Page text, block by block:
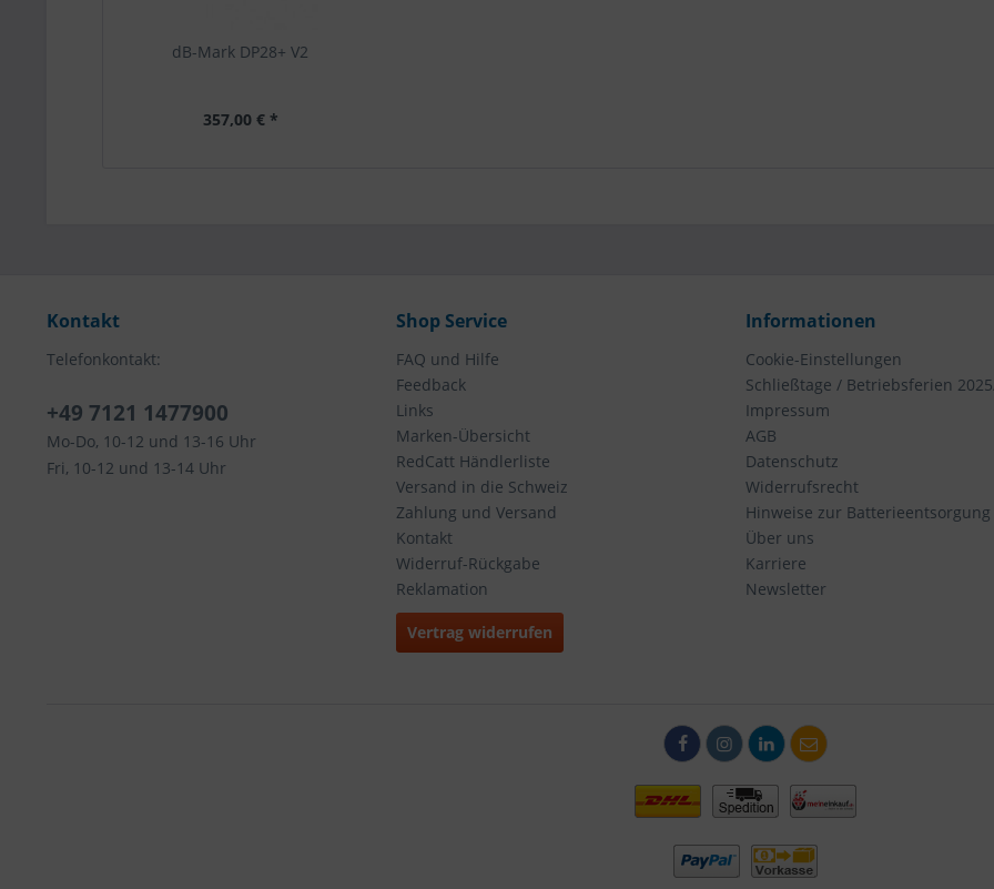
dB-Mark DP28+ V2
357,00 € *
Kontakt
Telefonkontakt:
+49 7121 1477900
Mo-Do, 10-12 und 13-16 Uhr
Fri, 10-12 und 13-14 Uhr
Shop Service
FAQ und Hilfe
Feedback
Links
Marken-Übersicht
RedCatt Händlerliste
Versand in die Schweiz
Zahlung und Versand
Kontakt
Widerruf-Rückgabe
Reklamation
Vertrag widerrufen
Informationen
Cookie-Einstellungen
Schließtage / Betriebsferien
Impressum
AGB
Datenschutz
Widerrufsrecht
Hinweise zur Batterieentsorgung
Über uns
Karriere
Newsletter